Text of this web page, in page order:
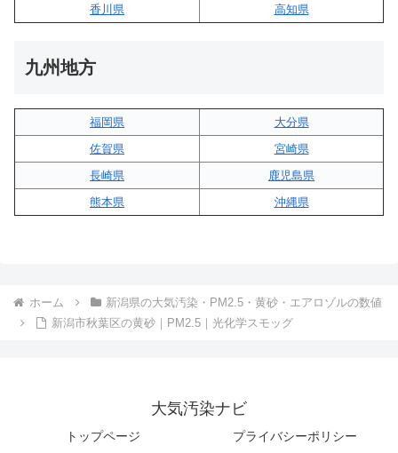
香川県
高知県
九州地方
福岡県
大分県
佐賀県
宮崎県
長崎県
鹿児島県
熊本県
沖縄県
ホーム
新潟県の大気汚染・PM2.5・黄砂・エアロゾルの数値
新潟市秋葉区の黄砂｜PM2.5｜光化学スモッグ
大気汚染ナビ
トップページ プライバシーポリシー